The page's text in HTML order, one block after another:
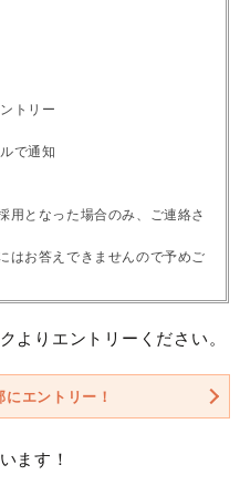
トリー
で通知
用となった場合のみ、ご連絡さ
はお答えできませんので予めご
よりエントリーください。
エントリー！
ます！